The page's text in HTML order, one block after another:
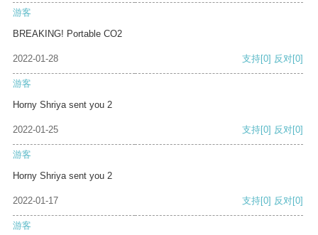
游客
BREAKING! Portable CO2
2022-01-28 支持[0] 反对[0]
游客
Horny Shriya sent you 2
2022-01-25 支持[0] 反对[0]
游客
Horny Shriya sent you 2
2022-01-17 支持[0] 反对[0]
游客